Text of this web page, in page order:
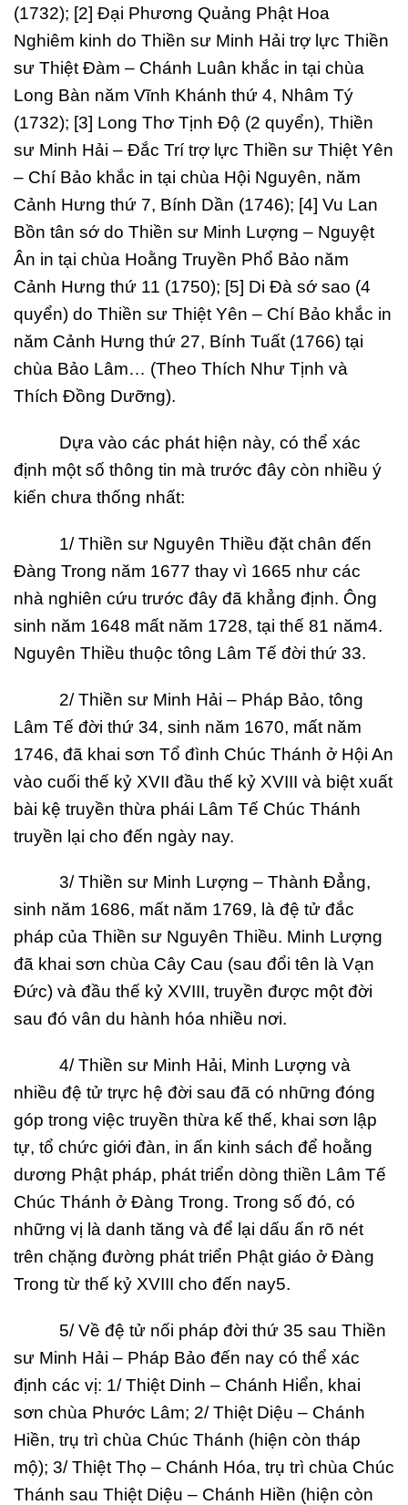
(1732); [2] Đại Phương Quảng Phật Hoa
Nghiêm kinh do Thiền sư Minh Hải trợ lực Thiền
sư Thiệt Đàm – Chánh Luân khắc in tại chùa
Long Bàn năm Vĩnh Khánh thứ 4, Nhâm Tý
(1732); [3] Long Thơ Tịnh Độ (2 quyển), Thiền
sư Minh Hải – Đắc Trí trợ lực Thiền sư Thiệt Yên
– Chí Bảo khắc in tại chùa Hội Nguyên, năm
Cảnh Hưng thứ 7, Bính Dần (1746); [4] Vu Lan
Bồn tân sớ do Thiền sư Minh Lượng – Nguyệt
Ân in tại chùa Hoằng Truyền Phổ Bảo năm
Cảnh Hưng thứ 11 (1750); [5] Di Đà sớ sao (4
quyển) do Thiền sư Thiệt Yên – Chí Bảo khắc in
năm Cảnh Hưng thứ 27, Bính Tuất (1766) tại
chùa Bảo Lâm… (Theo Thích Như Tịnh và
Thích Đồng Dưỡng).
Dựa vào các phát hiện này, có thể xác
định một số thông tin mà trước đây còn nhiều ý
kiến chưa thống nhất:
1/ Thiền sư Nguyên Thiều đặt chân đến
Đàng Trong năm 1677 thay vì 1665 như các
nhà nghiên cứu trước đây đã khẳng định. Ông
sinh năm 1648 mất năm 1728, tại thế 81 năm4.
Nguyên Thiều thuộc tông Lâm Tế đời thứ 33.
2/ Thiền sư Minh Hải – Pháp Bảo, tông
Lâm Tế đời thứ 34, sinh năm 1670, mất năm
1746, đã khai sơn Tổ đình Chúc Thánh ở Hội An
vào cuối thế kỷ XVII đầu thế kỷ XVIII và biệt xuất
bài kệ truyền thừa phái Lâm Tế Chúc Thánh
truyền lại cho đến ngày nay.
3/ Thiền sư Minh Lượng – Thành Đẳng,
sinh năm 1686, mất năm 1769, là đệ tử đắc
pháp của Thiền sư Nguyên Thiều. Minh Lượng
đã khai sơn chùa Cây Cau (sau đổi tên là Vạn
Đức) và đầu thế kỷ XVIII, truyền được một đời
sau đó vân du hành hóa nhiều nơi.
4/ Thiền sư Minh Hải, Minh Lượng và
nhiều đệ tử trực hệ đời sau đã có những đóng
góp trong việc truyền thừa kế thế, khai sơn lập
tự, tổ chức giới đàn, in ấn kinh sách để hoằng
dương Phật pháp, phát triển dòng thiền Lâm Tế
Chúc Thánh ở Đàng Trong. Trong số đó, có
những vị là danh tăng và để lại dấu ấn rõ nét
trên chặng đường phát triển Phật giáo ở Đàng
Trong từ thế kỷ XVIII cho đến nay5.
5/ Về đệ tử nối pháp đời thứ 35 sau Thiền
sư Minh Hải – Pháp Bảo đến nay có thể xác
định các vị: 1/ Thiệt Dinh – Chánh Hiển, khai
sơn chùa Phước Lâm; 2/ Thiệt Diệu – Chánh
Hiền, trụ trì chùa Chúc Thánh (hiện còn tháp
mộ); 3/ Thiệt Thọ – Chánh Hóa, trụ trì chùa Chúc
Thánh sau Thiệt Diệu – Chánh Hiền (hiện còn